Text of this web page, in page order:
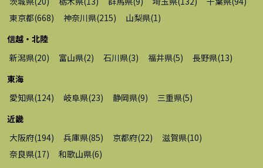
東京都(668) 神奈川県(215) 山梨県(1 )
信越・北陸
新潟県(20) 富山県(2) 石川県(3) 福井県(5) 長野県(13)
東海
愛知県(124) 岐阜県(23) 静岡県(9) 三重県(5)
近畿
大阪府(194) 兵庫県(85) 京都府(22) 滋賀県(10)
奈良県(17) 和歌山県(6)